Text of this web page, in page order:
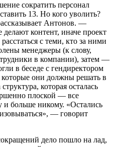
сократить персонал
13. Но кого уволить?
Антонов. —
контент, иначе проект
с теми, кто за ними
менеджеры (к слову,
в компании), затем —
в беседе с гендиректором
они должны решать в
которая осталась
плоской — все
и больше никому. «Остались
— говорит
дело пошло на лад,